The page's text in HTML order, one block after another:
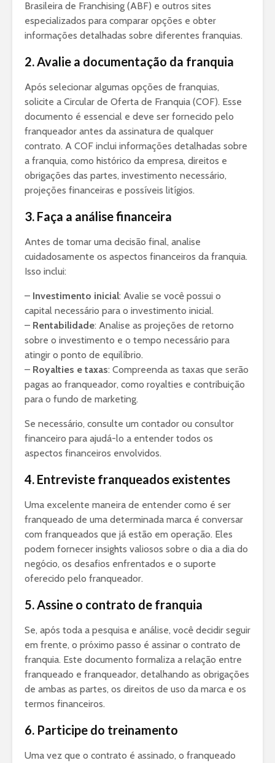
Brasileira de Franchising (ABF) e outros sites
especializados para comparar opções e obter
informações detalhadas sobre diferentes franquias.
2. Avalie a documentação da franquia
Após selecionar algumas opções de franquias,
solicite a Circular de Oferta de Franquia (COF). Esse
documento é essencial e deve ser fornecido pelo
franqueador antes da assinatura de qualquer
contrato. A COF inclui informações detalhadas sobre
a franquia, como histórico da empresa, direitos e
obrigações das partes, investimento necessário,
projeções financeiras e possíveis litígios.
3. Faça a análise financeira
Antes de tomar uma decisão final, analise
cuidadosamente os aspectos financeiros da franquia.
Isso inclui:
– Investimento inicial: Avalie se você possui o
capital necessário para o investimento inicial.
– Rentabilidade: Analise as projeções de retorno
sobre o investimento e o tempo necessário para
atingir o ponto de equilíbrio.
– Royalties e taxas: Compreenda as taxas que serão
pagas ao franqueador, como royalties e contribuição
para o fundo de marketing.
Se necessário, consulte um contador ou consultor
financeiro para ajudá-lo a entender todos os
aspectos financeiros envolvidos.
4. Entreviste franqueados existentes
Uma excelente maneira de entender como é ser
franqueado de uma determinada marca é conversar
com franqueados que já estão em operação. Eles
podem fornecer insights valiosos sobre o dia a dia do
negócio, os desafios enfrentados e o suporte
oferecido pelo franqueador.
5. Assine o contrato de franquia
Se, após toda a pesquisa e análise, você decidir seguir
em frente, o próximo passo é assinar o contrato de
franquia. Este documento formaliza a relação entre
franqueado e franqueador, detalhando as obrigações
de ambas as partes, os direitos de uso da marca e os
termos financeiros.
6. Participe do treinamento
Uma vez que o contrato é assinado, o franqueado